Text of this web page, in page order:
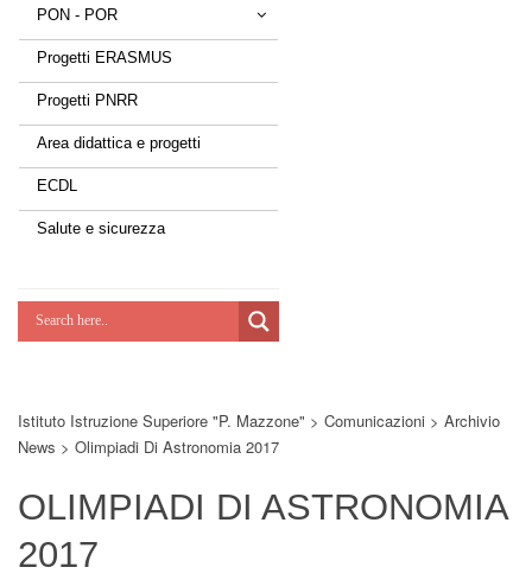
PON - POR
Tessere la rete
Estate a scuola
Scuola d'estate
Lab Green
Potenziamoci
Progetti ERASMUS
Progetti PNRR
Area didattica e progetti
ECDL
Salute e sicurezza
Istituto Istruzione Superiore "P. Mazzone" > Comunicazioni > Archivio
News > Olimpiadi Di Astronomia 2017
OLIMPIADI DI ASTRONOMIA
2017